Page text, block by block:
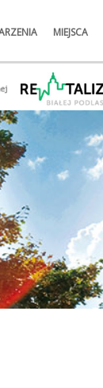
MIEJSCA